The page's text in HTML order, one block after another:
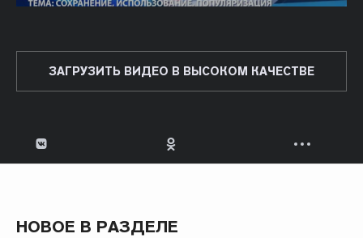
ЗАГРУЗИТЬ ВИДЕО В ВЫСОКОМ КАЧЕСТВЕ
НОВОЕ В РАЗДЕЛЕ